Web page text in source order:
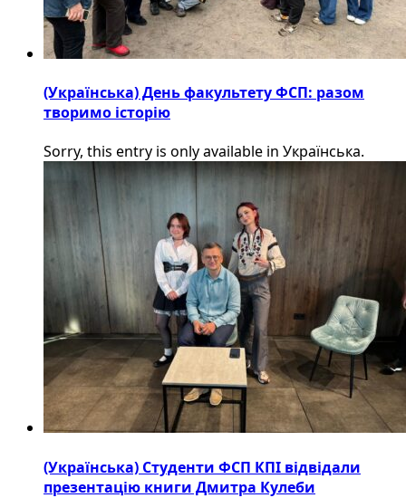
(Українська) День факультету ФСП: разом
творимо історію
Sorry, this entry is only available in Українська.
(Українська) Студенти ФСП КПІ відвідали
презентацію книги Дмитра Кулеби